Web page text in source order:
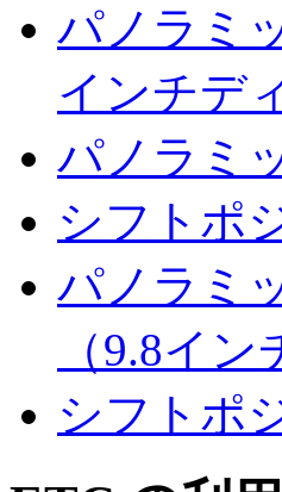
パノラミ
インチデ
パノラミ
シフトポ
パノラミ
（9.8イ
シフトポ